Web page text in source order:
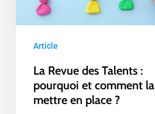
comment
place
Article
La Revue des Talents :
pourquoi et comment la
mettre en place ?